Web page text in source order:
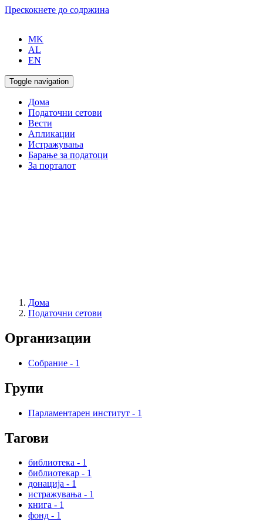
Прескокнете до содржина
MK
AL
EN
Toggle navigation
Дома
Податочни сетови
Вести
Апликации
Истражувања
Барање за податоци
За порталот
Дома
Податочни сетови
Организации
Собрание - 1
Групи
Парламентарен институт - 1
Тагови
библиотека - 1
библиотекар - 1
донација - 1
истражувања - 1
книга - 1
фонд - 1